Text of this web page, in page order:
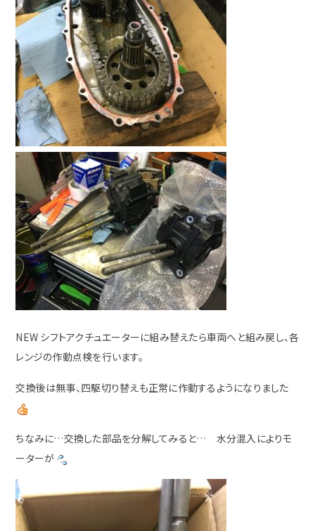
NEW シフトアクチュエーターに組み替えたら車両へと組み戻し、各
レンジの作動点検を行います。
交換後は無事、四駆切り替えも正常に作動するようになりました
ちなみに…交換した部品を分解してみると… 水分混入によりモ
ーターが